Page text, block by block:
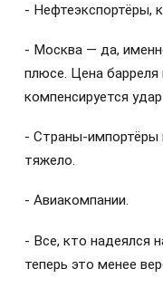
- Нефтеэкспортёры,
- Москва — да,
плюсе. Цена барреля
компенсируется
- Страны-импортёры
тяжело.
- Авиакомпании.
- Все, кто надеялся
теперь это менее